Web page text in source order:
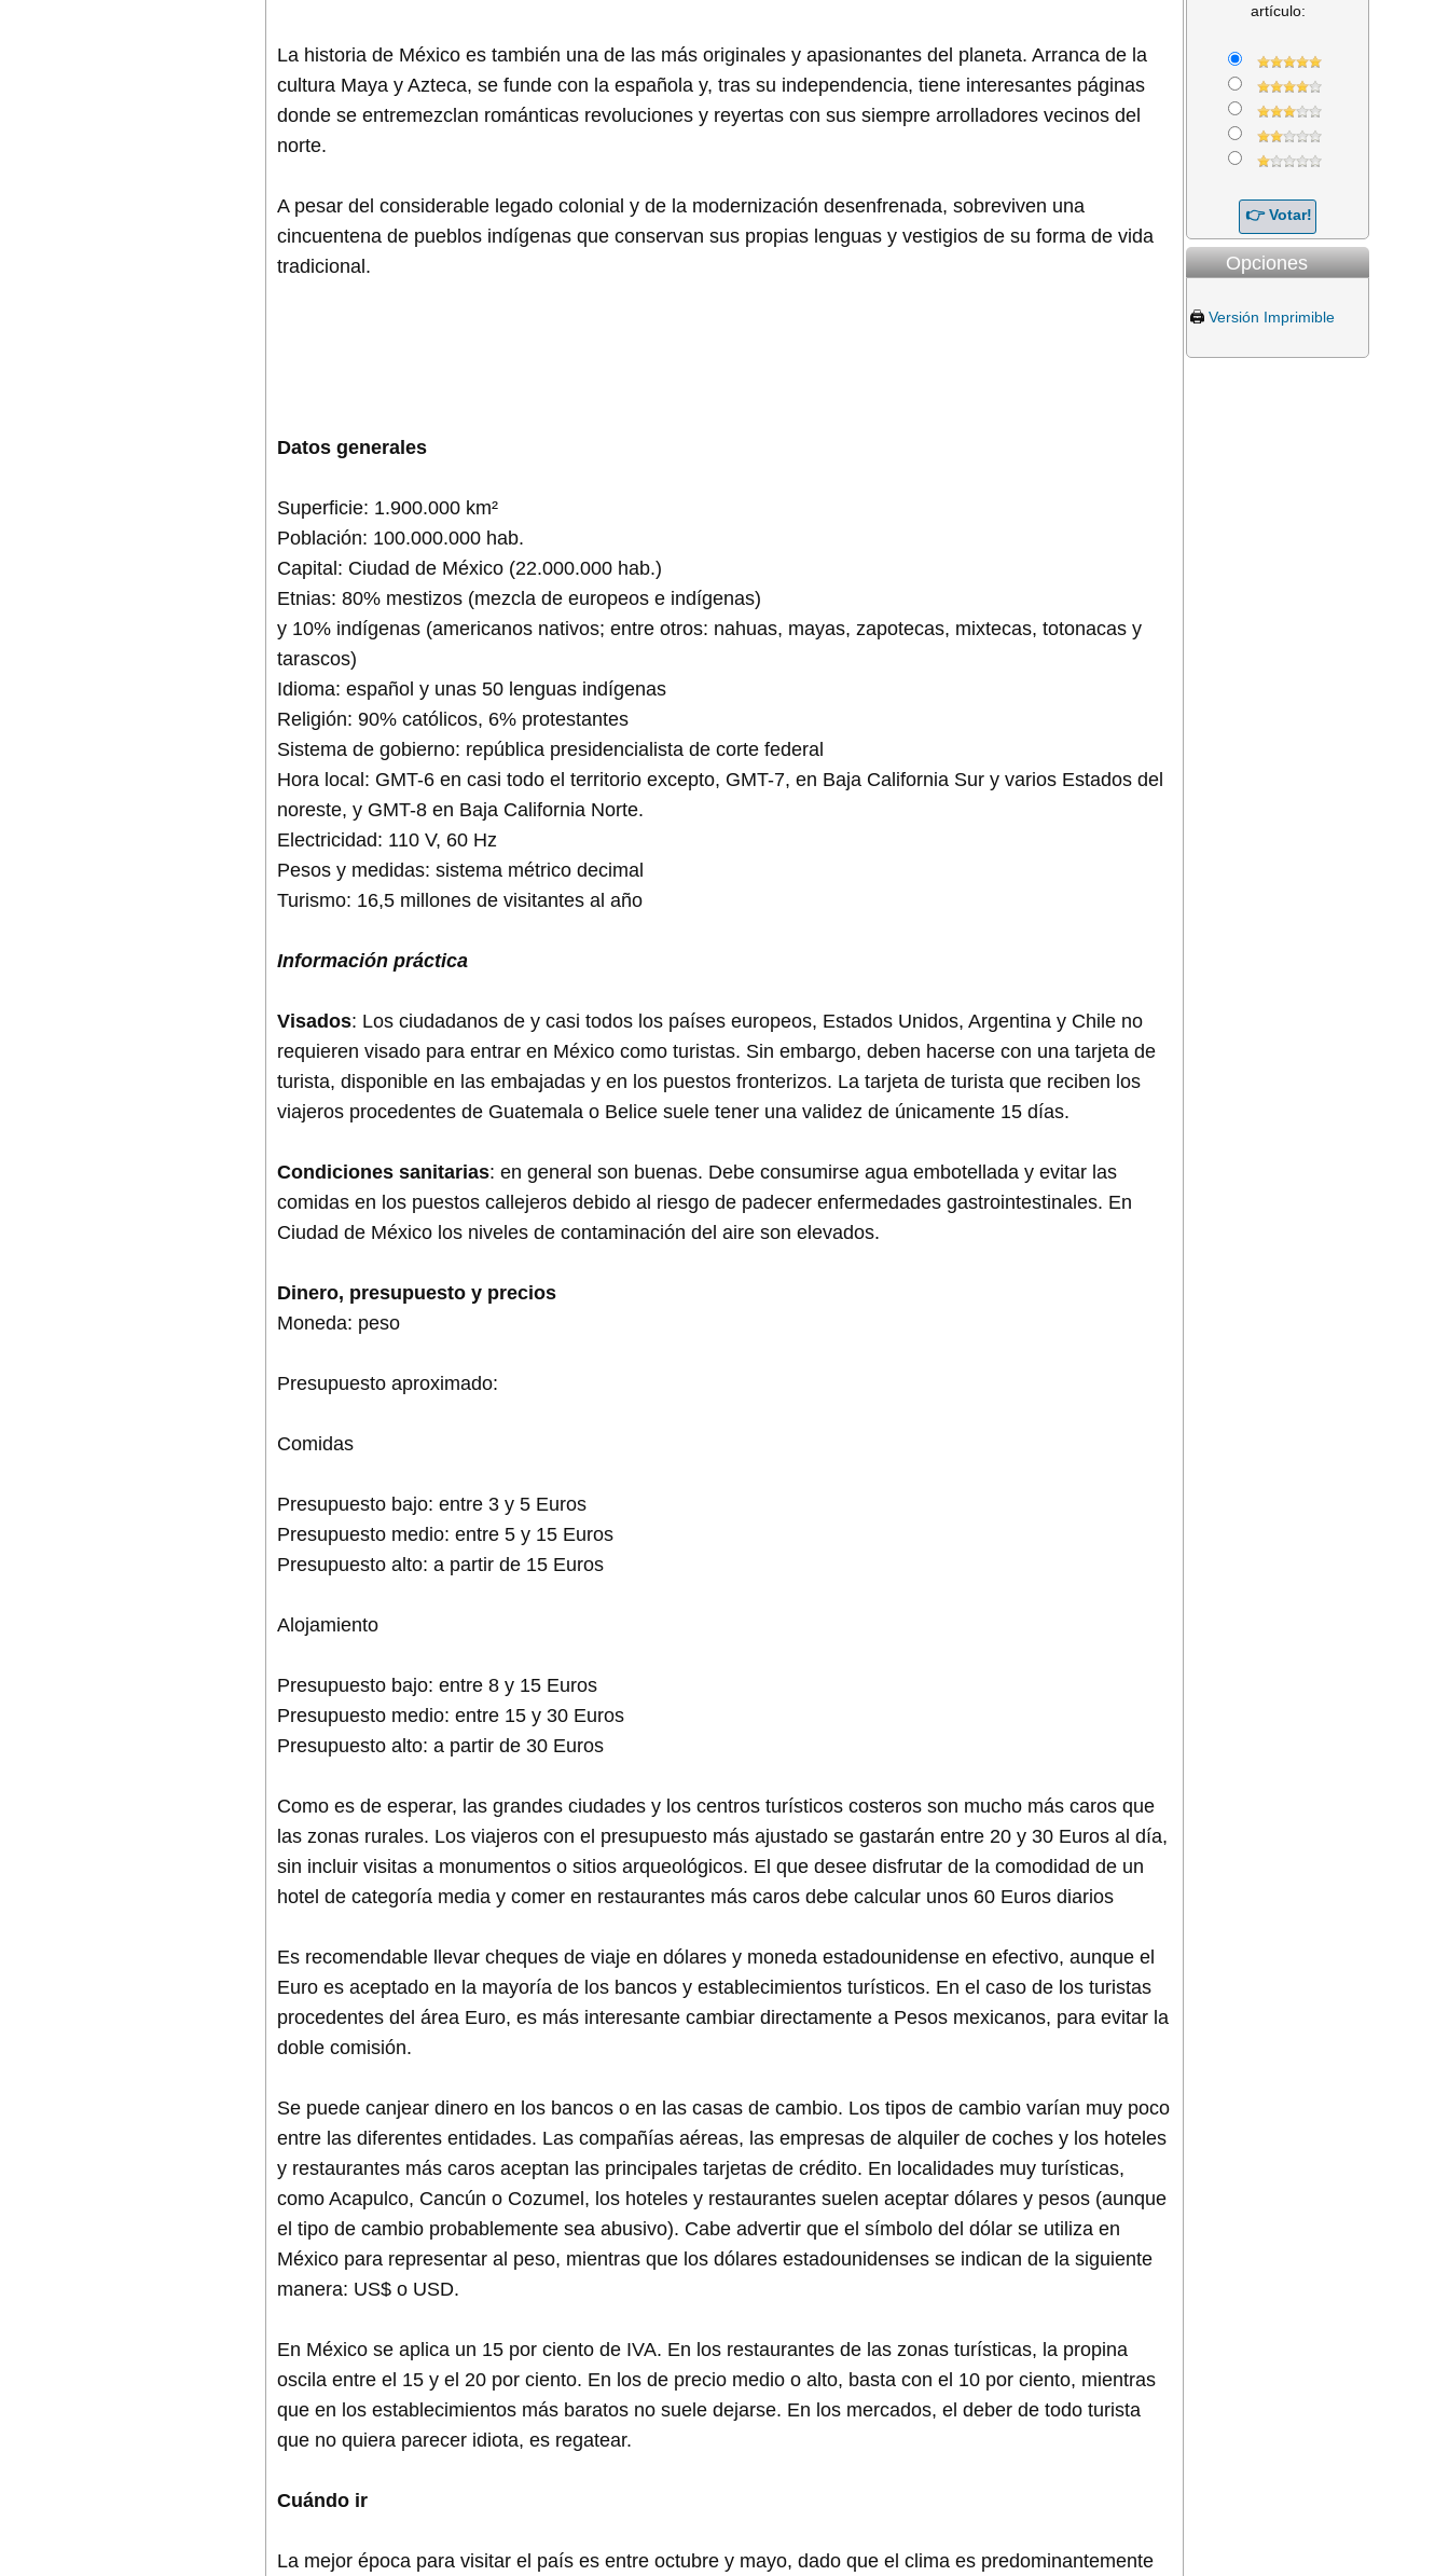
La historia de México es también una de las más originales y apasionantes del planeta. Arranca de la
cultura Maya y Azteca, se funde con la española y, tras su independencia, tiene interesantes páginas
donde se entremezclan románticas revoluciones y reyertas con sus siempre arrolladores vecinos del
norte.
A pesar del considerable legado colonial y de la modernización desenfrenada, sobreviven una
cincuentena de pueblos indígenas que conservan sus propias lenguas y vestigios de su forma de vida
tradicional.
Datos generales
Superficie: 1.900.000 km²
Población: 100.000.000 hab.
Capital: Ciudad de México (22.000.000 hab.)
Etnias: 80% mestizos (mezcla de europeos e indígenas)
y 10% indígenas (americanos nativos; entre otros: nahuas, mayas, zapotecas, mixtecas, totonacas y
tarascos)
Idioma: español y unas 50 lenguas indígenas
Religión: 90% católicos, 6% protestantes
Sistema de gobierno: república presidencialista de corte federal
Hora local: GMT-6 en casi todo el territorio excepto, GMT-7, en Baja California Sur y varios Estados del
noreste, y GMT-8 en Baja California Norte.
Electricidad: 110 V, 60 Hz
Pesos y medidas: sistema métrico decimal
Turismo: 16,5 millones de visitantes al año
Información práctica
Visados: Los ciudadanos de y casi todos los países europeos, Estados Unidos, Argentina y Chile no
requieren visado para entrar en México como turistas. Sin embargo, deben hacerse con una tarjeta de
turista, disponible en las embajadas y en los puestos fronterizos. La tarjeta de turista que reciben los
viajeros procedentes de Guatemala o Belice suele tener una validez de únicamente 15 días.
Condiciones sanitarias: en general son buenas. Debe consumirse agua embotellada y evitar las
comidas en los puestos callejeros debido al riesgo de padecer enfermedades gastrointestinales. En
Ciudad de México los niveles de contaminación del aire son elevados.
Dinero, presupuesto y precios
Moneda: peso
Presupuesto aproximado:
Comidas
Presupuesto bajo: entre 3 y 5 Euros
Presupuesto medio: entre 5 y 15 Euros
Presupuesto alto: a partir de 15 Euros
Alojamiento
Presupuesto bajo: entre 8 y 15 Euros
Presupuesto medio: entre 15 y 30 Euros
Presupuesto alto: a partir de 30 Euros
Como es de esperar, las grandes ciudades y los centros turísticos costeros son mucho más caros que
las zonas rurales. Los viajeros con el presupuesto más ajustado se gastarán entre 20 y 30 Euros al día,
sin incluir visitas a monumentos o sitios arqueológicos. El que desee disfrutar de la comodidad de un
hotel de categoría media y comer en restaurantes más caros debe calcular unos 60 Euros diarios
Es recomendable llevar cheques de viaje en dólares y moneda estadounidense en efectivo, aunque el
Euro es aceptado en la mayoría de los bancos y establecimientos turísticos. En el caso de los turistas
procedentes del área Euro, es más interesante cambiar directamente a Pesos mexicanos, para evitar la
doble comisión.
Se puede canjear dinero en los bancos o en las casas de cambio. Los tipos de cambio varían muy poco
entre las diferentes entidades. Las compañías aéreas, las empresas de alquiler de coches y los hoteles
y restaurantes más caros aceptan las principales tarjetas de crédito. En localidades muy turísticas,
como Acapulco, Cancún o Cozumel, los hoteles y restaurantes suelen aceptar dólares y pesos (aunque
el tipo de cambio probablemente sea abusivo). Cabe advertir que el símbolo del dólar se utiliza en
México para representar al peso, mientras que los dólares estadounidenses se indican de la siguiente
manera: US$ o USD.
En México se aplica un 15 por ciento de IVA. En los restaurantes de las zonas turísticas, la propina
oscila entre el 15 y el 20 por ciento. En los de precio medio o alto, basta con el 10 por ciento, mientras
que en los establecimientos más baratos no suele dejarse. En los mercados, el deber de todo turista
que no quiera parecer idiota, es regatear.
Cuándo ir
La mejor época para visitar el país es entre octubre y mayo, dado que el clima es predominantemente
artículo:
Opciones
🖨️ Versión Imprimible